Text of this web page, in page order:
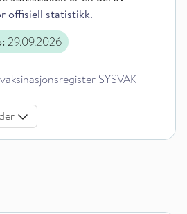
offisiell statistikk.
29.09.2026
SYSVAK